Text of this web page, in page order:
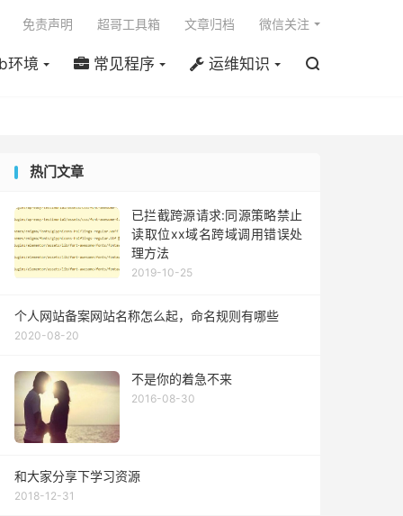
环境 常见程序 运维知识 
免责声明 超哥工具箱 文章归档 微信关注
热门文章
已拦截跨源请求:同源策略禁止
读取位xx域名跨域调用错误处
理方法
2019-10-25
个人网站备案网站名称怎么起，命名规则有哪些
2020-08-20
不是你的着急不来
2016-08-30
和大家分享下学习资源
2018-12-31